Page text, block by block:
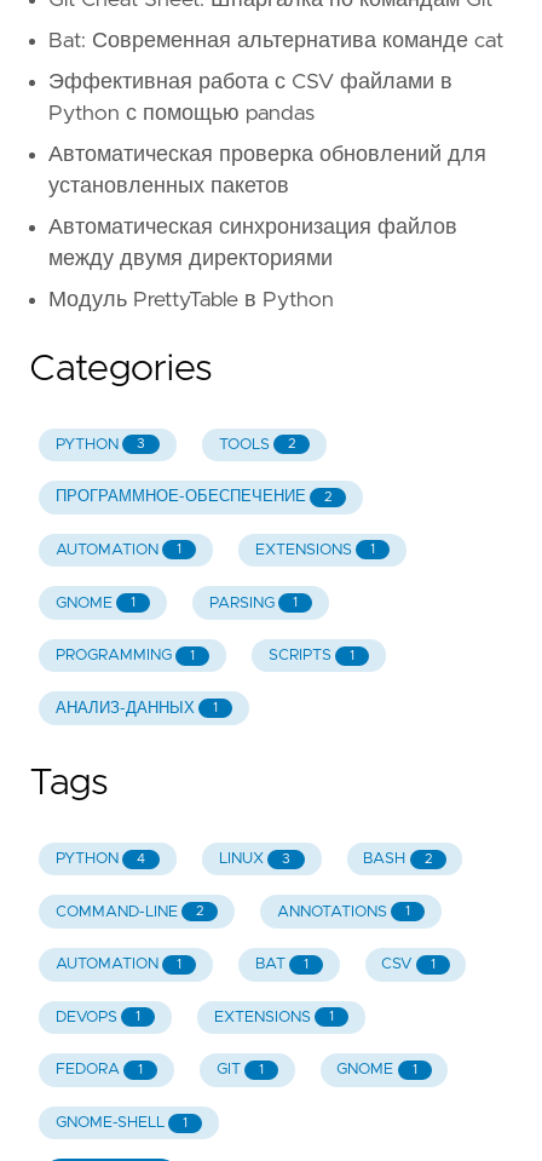
Bat: Современная альтернатива команде cat
Эффективная работа с CSV файлами в
Python с помощью pandas
Автоматическая проверка обновлений для
установленных пакетов
Автоматическая синхронизация файлов
между двумя директориями
Модуль PrettyTable в Python
Categories
PYTHON 3 TOOLS 2
ПРОГРАММНОЕ-ОБЕСПЕЧЕНИЕ 2
AUTOMATION 1 EXTENSIONS 1
GNOME 1 PARSING 1
PROGRAMMING 1 SCRIPTS 1
АНАЛИЗ-ДАННЫХ 1
Tags
PYTHON 4 LINUX 3 BASH 2
COMMAND-LINE 2 ANNOTATIONS 1
AUTOMATION 1 BAT 1 CSV 1
DEVOPS 1 EXTENSIONS 1
FEDORA 1 GIT 1 GNOME 1
GNOME-SHELL 1